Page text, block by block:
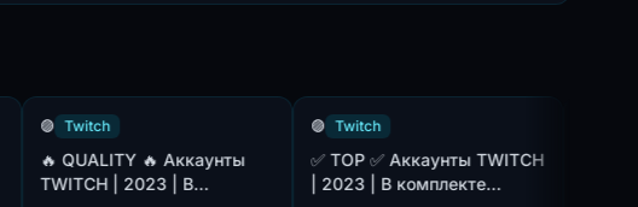
Twitch
🔥 QUALITY 🔥 Аккаунты
TWITCH | 2023 | В
Twitch
✅ TOP ✅ Аккаунты TWITCH
| 2023 | В комплекте
⚡️ EUROPE